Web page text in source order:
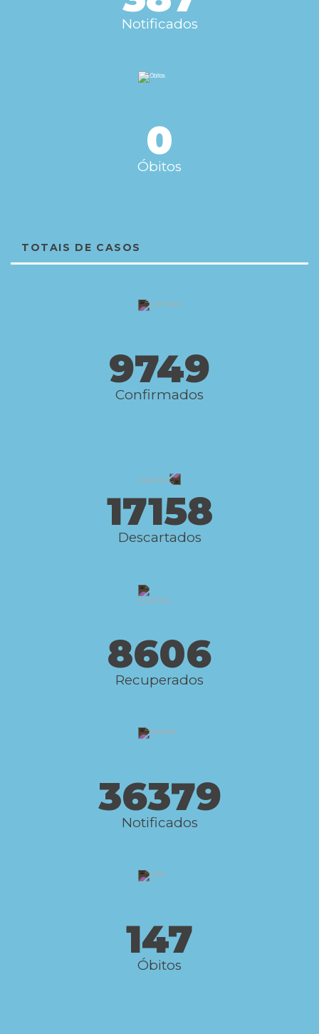
Notificados
0
Óbitos
TOTAIS DE CASOS
9749
Confirmados
17158
Descartados
8606
Recuperados
36379
Notificados
147
Óbitos